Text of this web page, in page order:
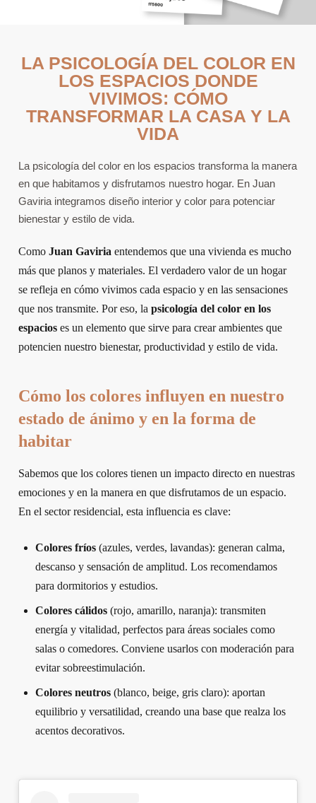
LA PSICOLOGÍA DEL COLOR EN
LOS ESPACIOS DONDE
VIVIMOS: CÓMO
TRANSFORMAR LA CASA Y LA
VIDA
La psicología del color en los espacios transforma la manera
en que habitamos y disfrutamos nuestro hogar. En Juan
Gaviria integramos diseño interior y color para potenciar
bienestar y estilo de vida.
Como Juan Gaviria entendemos que una vivienda es mucho
más que planos y materiales. El verdadero valor de un hogar
se refleja en cómo vivimos cada espacio y en las sensaciones
que nos transmite. Por eso, la psicología del color en los
espacios es un elemento que sirve para crear ambientes que
potencien nuestro bienestar, productividad y estilo de vida.
Cómo los colores influyen en nuestro
estado de ánimo y en la forma de
habitar
Sabemos que los colores tienen un impacto directo en nuestras
emociones y en la manera en que disfrutamos de un espacio.
En el sector residencial, esta influencia es clave:
Colores fríos (azules, verdes, lavandas): generan calma,
descanso y sensación de amplitud. Los recomendamos
para dormitorios y estudios.
Colores cálidos (rojo, amarillo, naranja): transmiten
energía y vitalidad, perfectos para áreas sociales como
salas o comedores. Conviene usarlos con moderación para
evitar sobreestimulación.
Colores neutros (blanco, beige, gris claro): aportan
equilibrio y versatilidad, creando una base que realza los
acentos decorativos.